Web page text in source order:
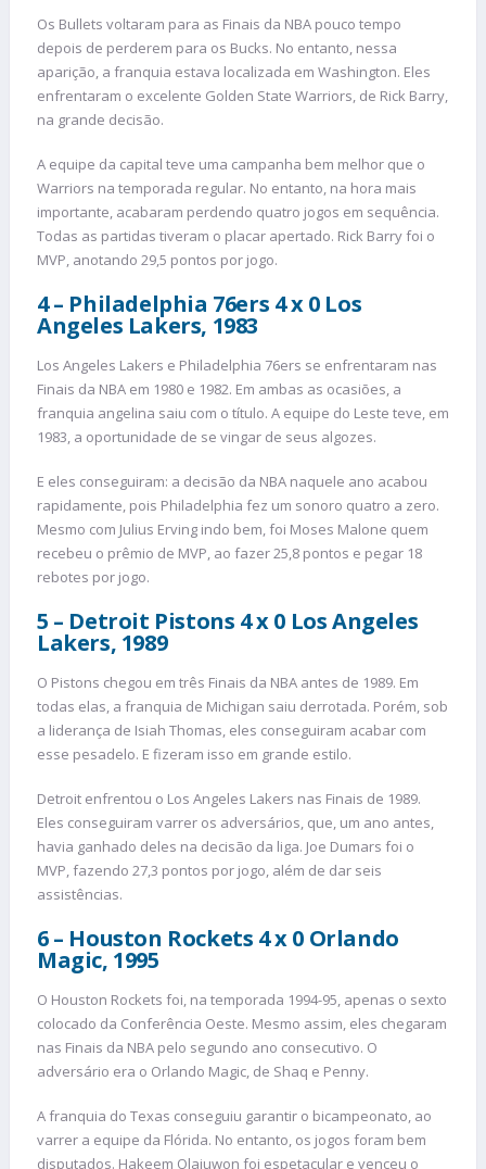
Os Bullets voltaram para as Finais da NBA pouco tempo
depois de perderem para os Bucks. No entanto, nessa
aparição, a franquia estava localizada em Washington. Eles
enfrentaram o excelente Golden State Warriors, de Rick Barry,
na grande decisão.
A equipe da capital teve uma campanha bem melhor que o
Warriors na temporada regular. No entanto, na hora mais
importante, acabaram perdendo quatro jogos em sequência.
Todas as partidas tiveram o placar apertado. Rick Barry foi o
MVP, anotando 29,5 pontos por jogo.
4 – Philadelphia 76ers 4 x 0 Los
Angeles Lakers, 1983
Los Angeles Lakers e Philadelphia 76ers se enfrentaram nas
Finais da NBA em 1980 e 1982. Em ambas as ocasiões, a
franquia angelina saiu com o título. A equipe do Leste teve, em
1983, a oportunidade de se vingar de seus algozes.
E eles conseguiram: a decisão da NBA naquele ano acabou
rapidamente, pois Philadelphia fez um sonoro quatro a zero.
Mesmo com Julius Erving indo bem, foi Moses Malone quem
recebeu o prêmio de MVP, ao fazer 25,8 pontos e pegar 18
rebotes por jogo.
5 – Detroit Pistons 4 x 0 Los Angeles
Lakers, 1989
O Pistons chegou em três Finais da NBA antes de 1989. Em
todas elas, a franquia de Michigan saiu derrotada. Porém, sob
a liderança de Isiah Thomas, eles conseguiram acabar com
esse pesadelo. E fizeram isso em grande estilo.
Detroit enfrentou o Los Angeles Lakers nas Finais de 1989.
Eles conseguiram varrer os adversários, que, um ano antes,
havia ganhado deles na decisão da liga. Joe Dumars foi o
MVP, fazendo 27,3 pontos por jogo, além de dar seis
assistências.
6 – Houston Rockets 4 x 0 Orlando
Magic, 1995
O Houston Rockets foi, na temporada 1994-95, apenas o sexto
colocado da Conferência Oeste. Mesmo assim, eles chegaram
nas Finais da NBA pelo segundo ano consecutivo. O
adversário era o Orlando Magic, de Shaq e Penny.
A franquia do Texas conseguiu garantir o bicampeonato, ao
varrer a equipe da Flórida. No entanto, os jogos foram bem
disputados. Hakeem Olajuwon foi espetacular e venceu o